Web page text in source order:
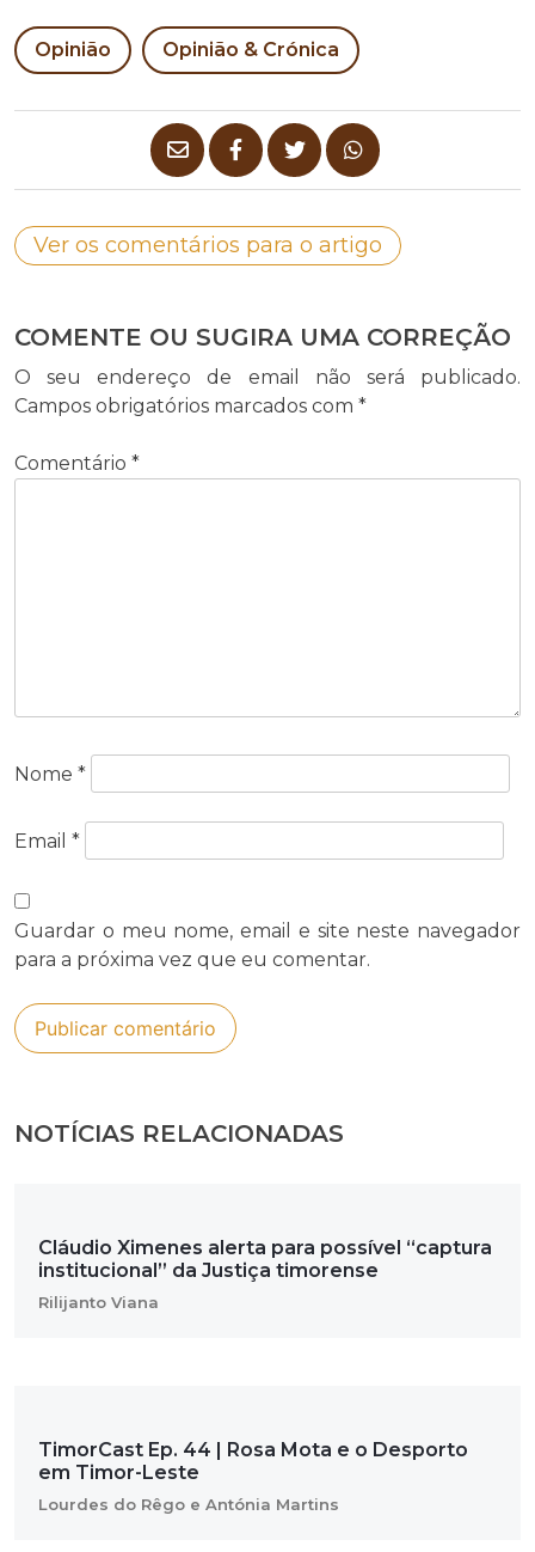
Opinião Opinião & Crónica
Ver os comentários para o artigo
COMENTE OU SUGIRA UMA CORREÇÃO
O seu endereço de email não será publicado.
Campos obrigatórios marcados com *
Comentário *
Nome *
Email *
Guardar o meu nome, email e site neste navegador
para a próxima vez que eu comentar.
NOTÍCIAS RELACIONADAS
Cláudio Ximenes alerta para possível “captura
institucional” da Justiça timorense
Rilijanto Viana
TimorCast Ep. 44 | Rosa Mota e o Desporto
em Timor-Leste
Lourdes do Rêgo e Antónia Martins